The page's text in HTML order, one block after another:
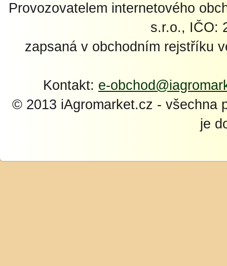
Provozovatelem internetového
s.r.o., IČO:
zapsaná v obchodním rejstříku
Kontakt: e-
© 2013 iAgromarket.cz - všechna
je